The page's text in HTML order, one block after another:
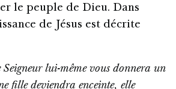
le peuple de Dieu. Dans
de Jésus est décrite
Seigneur lui-même vous donnera un
fille deviendra enceinte, elle